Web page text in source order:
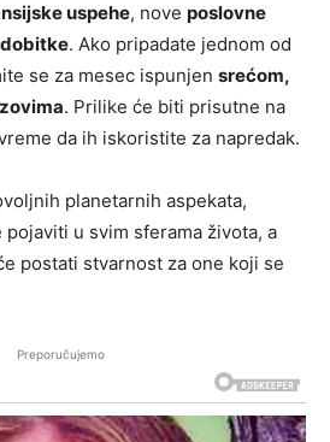
uspehe, nove poslovne
. Ako pripadate jednom od
se za mesec ispunjen srećom,
. Prilike će biti prisutne na
da ih iskoristite za napredak.
planetarnih aspekata,
pojaviti u svim sferama života, a
postati stvarnost za one koji se
Preporučujemo